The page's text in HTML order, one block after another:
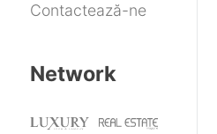
Contactează-ne
Network